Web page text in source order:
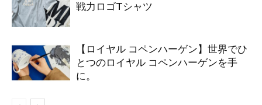
戦力ロゴTシャツ
【ロイヤル コペンハーゲン】世界でひ
とつのロイヤル コペンハーゲンを手
に。